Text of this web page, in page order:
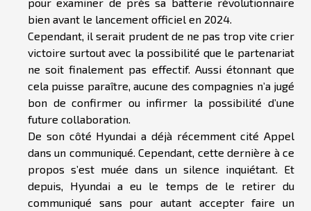
bien avant le lancement officiel en 2024.
Cependant, il serait prudent de ne pas trop vite crier
victoire surtout avec la possibilité que le partenariat
ne soit finalement pas effectif. Aussi étonnant que
cela puisse paraître, aucune des compagnies n’a jugé
bon de confirmer ou infirmer la possibilité d’une
future collaboration.
De son côté Hyundai a déjà récemment cité Appel
dans un communiqué. Cependant, cette dernière à ce
propos s’est muée dans un silence inquiétant. Et
depuis, Hyundai a eu le temps de le retirer du
communiqué sans pour autant accepter faire un